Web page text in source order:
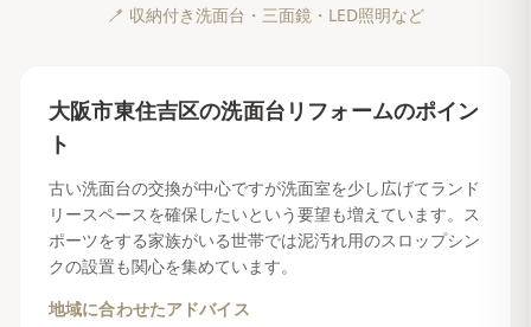
🪥 収納付き洗面台・三面鏡・LED照明など
大阪市東住吉区の洗面台リフォームのポイン
ト
古い洗面台の交換が中心ですが洗面室を少し広げてランド
リースペースを確保したいという要望も増えています。ス
ポーツをする家族がいる世帯では泥汚れ用のスロップシン
クの設置も関心を集めています。
地域に合わせたアドバイス